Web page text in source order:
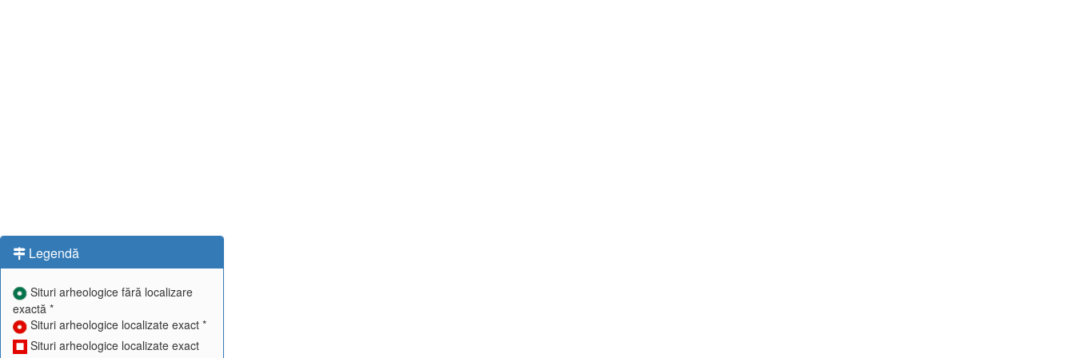
Legendă
Situri arheologice fără localizare
exactă *
Situri arheologice localizate exact *
Situri arheologice localizate exact